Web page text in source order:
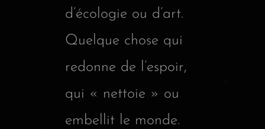
d’écologie ou d’art.
Quelque chose qui
redonne de l’espoir,
qui « nettoie » ou
embellit le monde.